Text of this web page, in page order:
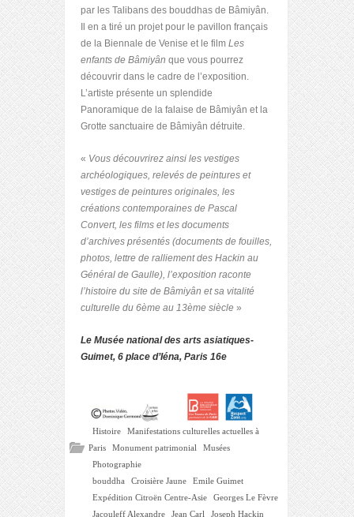
par les Talibans des bouddhas de Bâmiyân.
Il en a tiré un projet pour le pavillon français
de la Biennale de Venise et le film Les
enfants de Bâmiyân que vous pourrez
découvrir dans le cadre de l’exposition.
L’artiste présente un splendide
Panoramique de la falaise de Bâmiyân et la
Grotte sanctuaire de Bâmiyân détruite.
« Vous découvrirez ainsi les vestiges
archéologiques, relevés de peintures et
vestiges de peintures originales, les
créations contemporaines de Pascal
Convert, les films et les documents
d’archives présentés (documents de fouilles,
photos, lettre de ralliement des Hackin au
Général de Gaulle), l’exposition raconte
l’histoire du site de Bâmiyân et sa vitalité
culturelle du 6ème au 13ème siècle »
Le Musée national des arts asiatiques-
Guimet, 6 place d’Iéna, Paris 16e
Histoire
Manifestations culturelles actuelles à
Paris
Monument patrimonial
Musées
Photographie
bouddha
Croisière Jaune
Emile Guimet
Expédition Citroën Centre-Asie
Georges Le Fèvre
Jacouleff Alexandre
Jean Carl Joseph Hackin